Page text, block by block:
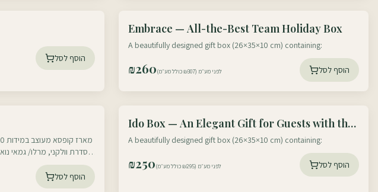
הוסף לסל
עוטף צפוןEmbrace — All-the-Best Team Holiday Box
A beautifully designed gift box (26×35×10 cm) containing:
₪260 לפני מע״מ (₪307 כולל מע״מ) הוסף לסל
הוסף לסל
עוטף צפון
Ido Box — An Elegant Gift for Guests with the
Scent of Home, Earth & Israeli Hospitality
A beautifully designed gift box (26×35×10 cm) containing:
₪250 לפני מע״מ (₪295 כולל מע״מ) הוסף לסל